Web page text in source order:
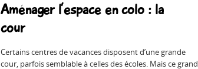
Aménager l’espace en colo : la
cour
Certains centres de vacances disposent d’une grande
cour, parfois semblable à celles des écoles. Mais ce grand